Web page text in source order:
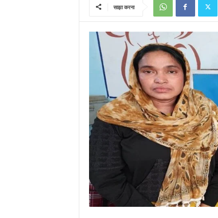
साझा करना